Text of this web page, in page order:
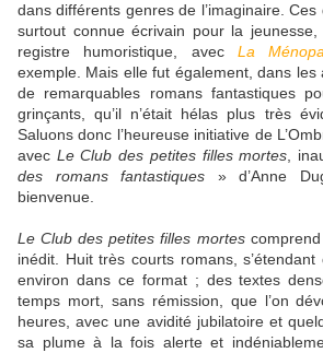
dans différents genres de l’imaginaire. Ces
surtout connue écrivain pour la
registre humoristique, avec La
exemple. Mais elle fut également, dans les
de remarquables romans fantastiques
grinçants, qu’il n’était hélas plus très
Saluons donc l’heureuse initiative de
avec Le Club des petites filles mortes ,
des romans fantastiques » d’Anne
bienvenue.
Le Club des petites filles mortescomprend
inédit. Huit très courts romans,
environ dans ce format ; des textes
temps mort, sans rémission, que l’on
heures, avec une avidité jubilatoire et
sa plume à la fois alerte et